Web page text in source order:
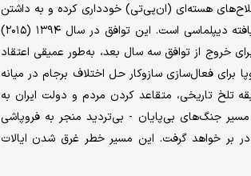
هسته‌ای (ان‌پی‌تی) خودداری کرده و به داشتن
زرادخانه بزرگ هسته‌ای نامشروع معروف است. سرگذشت برجام نماد وعده‌های تحقق‌نیافته دیپلماسی است. این توافق در سال ۱۳۹۴ (۲۰۱۵)
خروج از توافق سه سال بعد، به‌طور عمیقی اعتقاد
برای فعال‌سازی سازوکار حل اختلاف برجام در میانه
تلخ تاریخی، متقاعد کردن مردم و دولت ایران به
جنگ‌های بی‌پایان - بی‌تردید منجر به فروپاشی
در بر خواهد گرفت. این مسیر خطر غرق شدن ایالات